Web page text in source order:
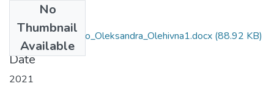
No
Thumbnail
Available
242_Tereshchenko_Oleksandra_Olehivna1.docx (88.92 KB)
Date
2021